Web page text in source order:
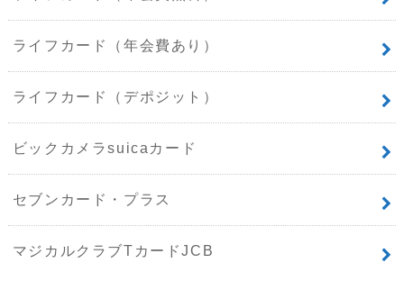
ライフカード（年会費あり）
ライフカード（デポジット）
ビックカメラsuicaカード
セブンカード・プラス
マジカルクラブTカードJCB